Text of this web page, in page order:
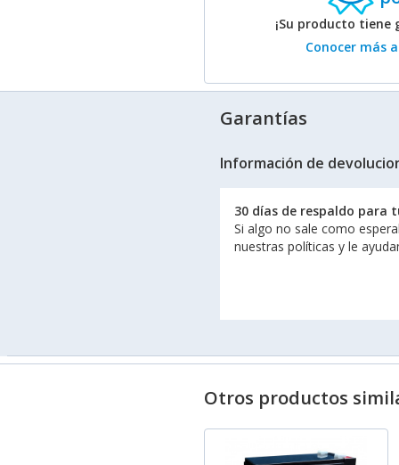
¡Su producto tiene
Conocer más
Garantías
Información de
30 días de respaldo para
Si algo no sale como
nuestras políticas y le
Otros productos